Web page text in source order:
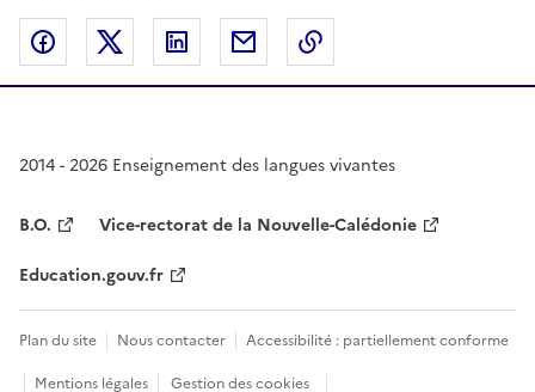
Partager sur Facebook
Partager sur Twitter
Partager sur LinkedIn
Partager par email
2014 - 2026 Enseignement des langues vivantes
B.O.
Vice-rectorat de la Nouvelle-Calédonie
Education.gouv.fr
Plan du site Nous contacter
Accessibilité : partiellement conforme
Mentions légales
Gestion des cookies